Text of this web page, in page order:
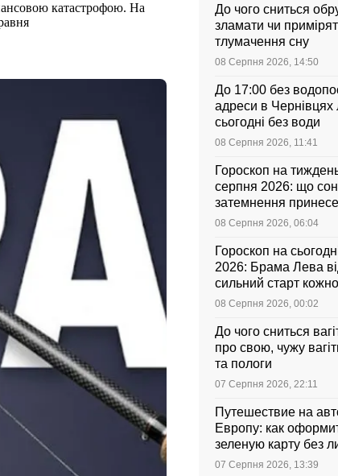
катастрофою. На
До чого сниться
зламати чи
тлумачення сну
08 Серпня 2026, 14:50
До 17:00 без
адреси в Чернівцях
сьогодні без води
08 Серпня 2026, 11:41
Гороскоп на
серпня 2026: що
затемнення
знаку зодіаку
08 Серпня 2026, 06:04
Гороскоп на
2026: Брама Лева
сильний старт
зодіаку
08 Серпня 2026, 00:02
До чого сниться
про свою, чужу
та пологи
07 Серпня 2026, 22:11
Путешествие на
Европу: как
зеленую карту без
07 Серпня 2026, 13:39